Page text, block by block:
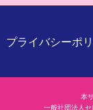
プライバシーポ
本
一般社団法人